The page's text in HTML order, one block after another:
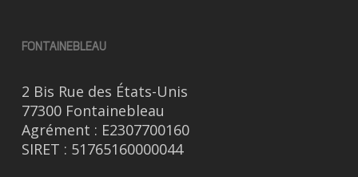
FONTAINEBLEAU
2 Bis Rue des États-Unis
77300 Fontainebleau
Agrément : E2307700160
SIRET : 51765160000044